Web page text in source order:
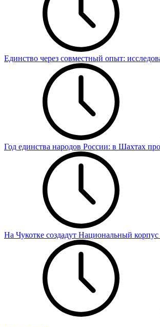
Единство через совместный опыт:
Год единства народов России: в Шахтах
На Чукотке создадут Национальный корпус